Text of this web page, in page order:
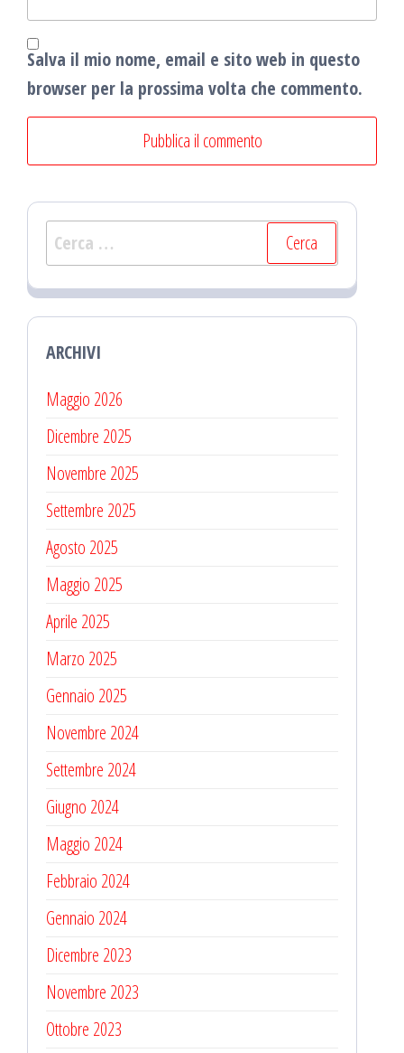
Salva il mio nome, email e sito web in questo
browser per la prossima volta che commento.
Ricerca
per:
ARCHIVI
Maggio 2026
Dicembre 2025
Novembre 2025
Settembre 2025
Agosto 2025
Maggio 2025
Aprile 2025
Marzo 2025
Gennaio 2025
Novembre 2024
Settembre 2024
Giugno 2024
Maggio 2024
Febbraio 2024
Gennaio 2024
Dicembre 2023
Novembre 2023
Ottobre 2023